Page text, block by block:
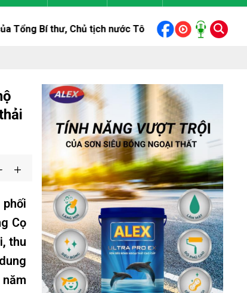
tịch nước Tô Lâm tại Đại hội đại biểu toàn quốc
Cọ
thu